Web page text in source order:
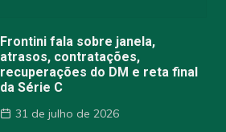
Frontini fala sobre janela,
atrasos, contratações,
recuperações do DM e reta final
da Série C
31 de julho de 2026